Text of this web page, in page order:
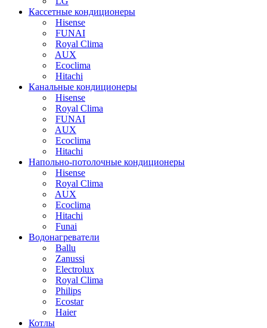
Кассетные кондиционеры
Hisense
FUNAI
Royal Clima
AUX
Ecoclima
Hitachi
Канальные кондиционеры
Hisense
Royal Clima
FUNAI
AUX
Ecoclima
Hitachi
Напольно-потолочные кондиционеры
Hisense
Royal Clima
AUX
Ecoclima
Hitachi
Funai
Водонагреватели
Ballu
Zanussi
Electrolux
Royal Clima
Philips
Ecostar
Haier
Котлы